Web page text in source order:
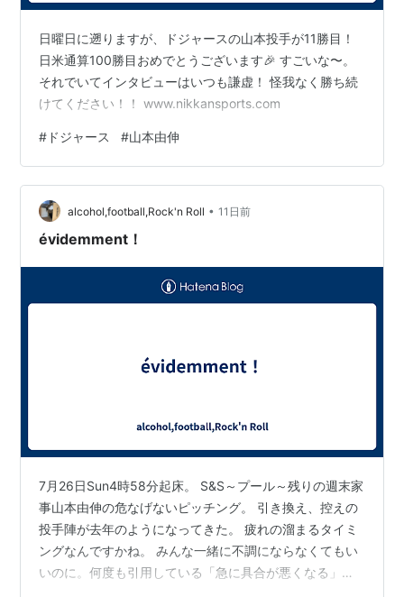
日曜日に遡りますが、ドジャースの山本投手が11勝目！
日米通算100勝目おめでとうございます🎉 すごいな〜。
それでいてインタビューはいつも謙虚！ 怪我なく勝ち続
けてください！！ www.nikkansports.com
# ドジャース #山本由伸
alcohol,football,Rock'n Roll • 11日前
évidemment！
7月26日Sun4時58分起床。 S&S～プール～残りの週末家
事山本由伸の危なげないピッチング。 引き換え、控えの
投手陣が去年のようになってきた。 疲れの溜まるタイミ
ングなんですかね。 みんな一緒に不調にならなくてもい
いのに。何度も引用している「急に具合が悪くなる」。